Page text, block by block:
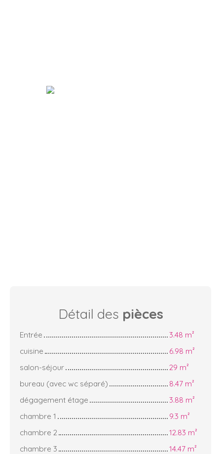
Détail des pièces
Entrée
3.48 m²
cuisine
6.98 m²
salon-séjour
29 m²
bureau (avec wc séparé)
8.47 m²
dégagement étage
3.88 m²
chambre 1
9.3 m²
chambre 2
12.83 m²
chambre 3
14.47 m²